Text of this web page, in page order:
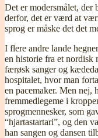
Det er modersmålet, der
derfor, det er værd at
sprog er måske det det
I flere andre lande
en historie fra et nordisk
færøsk sanger og
hospitalet, hvor man
en pacemaker. Men nej,
fremmedlegeme i
sprogmennesker, som
“hjartastartari”, og den
han sangen og dansen